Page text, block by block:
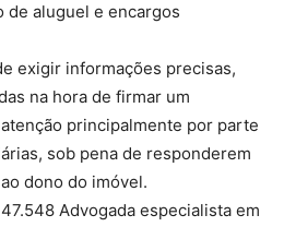
de aluguel e encargos
exigir informações precisas,
na hora de firmar um
principalmente por parte
sob pena de responderem
dono do imóvel.
47.548 Advogada especialista em